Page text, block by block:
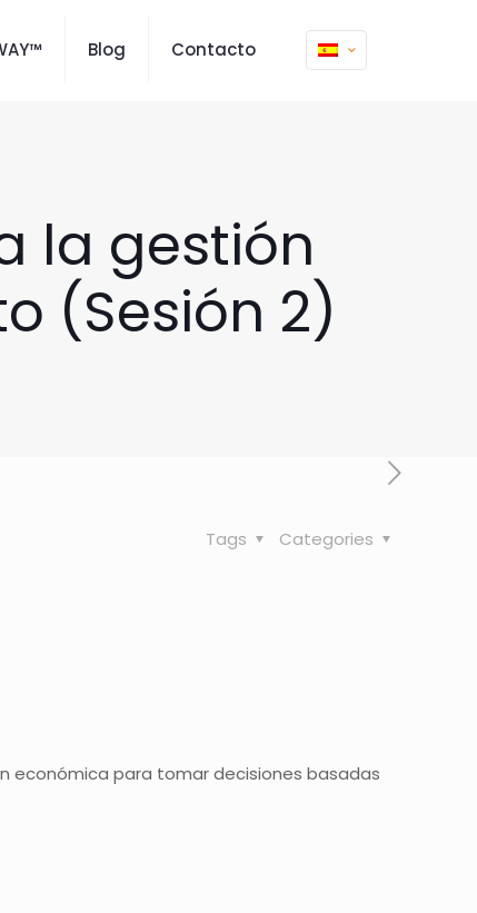
Blog Contacto
la gestión
(Sesión 2)
Categories
Tags
económica para tomar decisiones basadas